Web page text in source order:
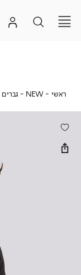
ראשי ראשי
NEW
NEW
גברים